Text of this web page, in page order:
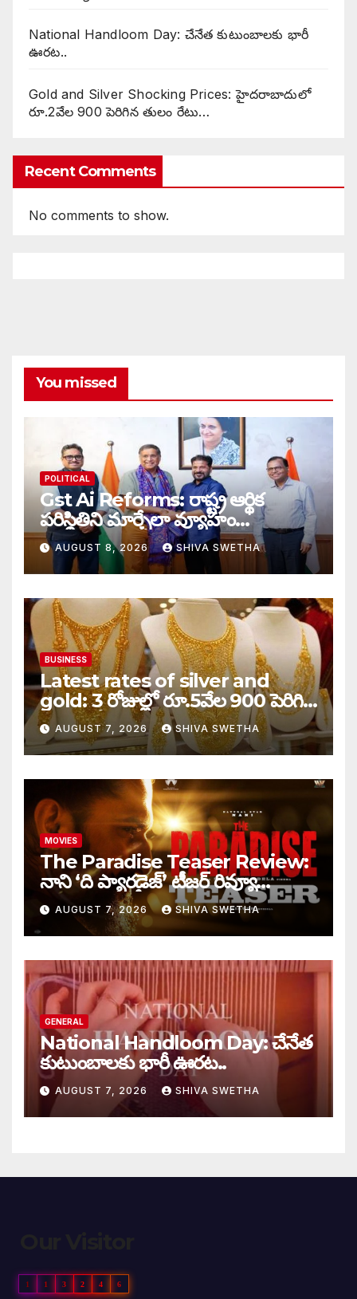
National Handloom Day: చేనేత కుటుంబాలకు భారీ
ఊరట..
Gold and Silver Shocking Prices: హైదరాబాదులో
రూ.2వేల 900 పెరిగిన తులం రేటు…
Recent Comments
No comments to show.
You missed
POLITICAL
Gst Ai Reforms: రాష్ట్ర ఆర్థిక
పరిస్థితిని మార్చేలా వ్యూహం…
AUGUST 8, 2026 SHIVA SWETHA
BUSINESS
Latest rates of silver and
gold: 3 రోజుల్లో రూ.5వేల 900 పెరిగిన
తులం గోల్డ్…
AUGUST 7, 2026 SHIVA SWETHA
MOVIES
The Paradise Teaser Review:
నాని ‘ది ప్యారడైజ్’ టీజర్ రివ్యూ…
AUGUST 7, 2026 SHIVA SWETHA
GENERAL
National Handloom Day: చేనేత
కుటుంబాలకు భారీ ఊరట..
AUGUST 7, 2026 SHIVA SWETHA
1 1 3 2 4 6